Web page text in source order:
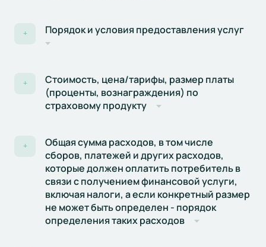
+ Порядок и условия предоставления услуг
+
Стоимость, цена/тарифы, размер платы
(проценты, вознаграждения) по
страховому продукту
+
Общая сумма расходов, в том числе
сборов, платежей и других расходов,
которые должен оплатить потребитель в
связи с получением финансовой услуги,
включая налоги, а если конкретный размер
не может быть определен - порядок
определения таких расходов